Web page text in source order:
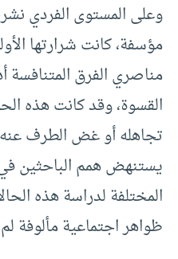
وعلى المستوى الفردي
مؤسفة، كانت شرارتها
مناصري الفرق المتنافسة
القسوة، وقد كانت هذه
تجاهله أو غض الطرف
يستنهض همم الباحثين
المختلفة لدراسة هذه
ظواهر اجتماعية مألوفة